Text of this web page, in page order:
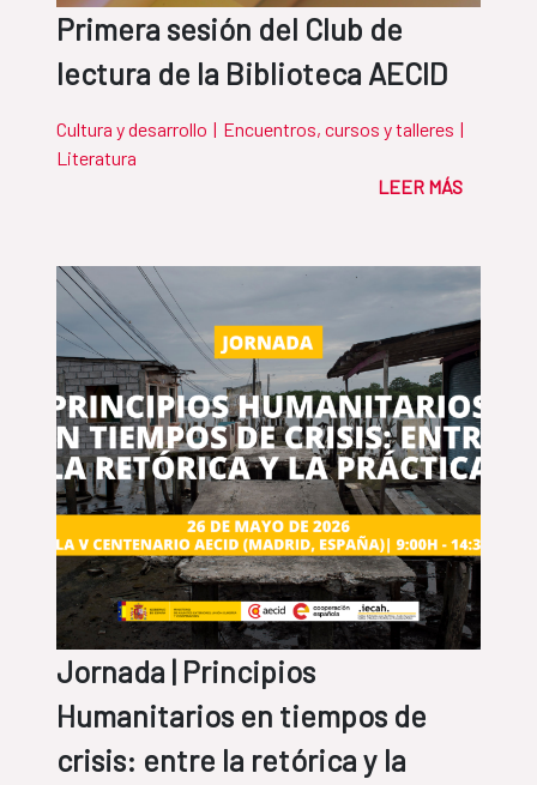
Primera sesión del Club de
lectura de la Biblioteca AECID
Cultura y desarrollo | Encuentros, cursos y talleres |
Literatura
LEER MÁS
Jornada | Principios
Humanitarios en tiempos de
crisis: entre la retórica y la